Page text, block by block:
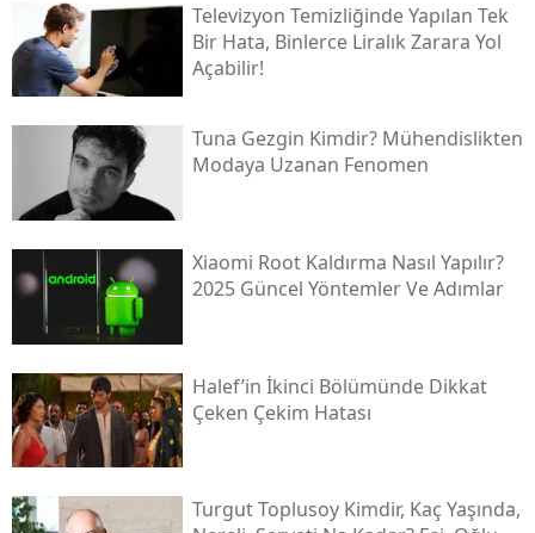
Televizyon Temizliğinde Yapılan Tek
Bir Hata, Binlerce Liralık Zarara Yol
Açabilir!
Tuna Gezgin Kimdir? Mühendislikten
Modaya Uzanan Fenomen
Xiaomi Root Kaldırma Nasıl Yapılır?
2025 Güncel Yöntemler Ve Adımlar
Halef’in İkinci Bölümünde Dikkat
Çeken Çekim Hatası
Turgut Toplusoy Kimdir, Kaç Yaşında,